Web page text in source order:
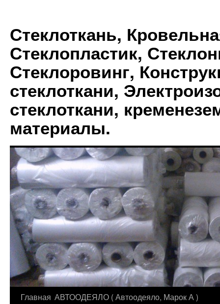
Стеклоткань,
Стеклопластик,
Стеклоровинг,
стеклоткани,
стеклоткани,
материалы.
Перейти
Главная АВТООДЕЯЛО ( Автоодеяло, Марок А )